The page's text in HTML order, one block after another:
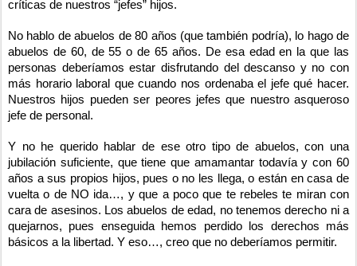
críticas de nuestros “jefes” hijos.
No hablo de abuelos de 80 años (que también podría), lo hago de
abuelos de 60, de 55 o de 65 años. De esa edad en la que las
personas deberíamos estar disfrutando del descanso y no con
más horario laboral que cuando nos ordenaba el jefe qué hacer.
Nuestros hijos pueden ser peores jefes que nuestro asqueroso
jefe de personal.
Y no he querido hablar de ese otro tipo de abuelos, con una
jubilación suficiente, que tiene que amamantar todavía y con 60
años a sus propios hijos, pues o no les llega, o están en casa de
vuelta o de NO ida…, y que a poco que te rebeles te miran con
cara de asesinos. Los abuelos de edad, no tenemos derecho ni a
quejarnos, pues enseguida hemos perdido los derechos más
básicos a la libertad. Y eso…, creo que no deberíamos permitir.